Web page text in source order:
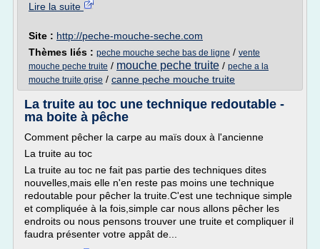
Lire la suite
Site : http://peche-mouche-seche.com
Thèmes liés : peche mouche seche bas de ligne / vente
mouche peche truite / mouche peche truite / peche a la
mouche truite grise / canne peche mouche truite
La truite au toc une technique redoutable -
ma boite à pêche
Comment pêcher la carpe au maïs doux à l'ancienne
La truite au toc
La truite au toc ne fait pas partie des techniques dites
nouvelles,mais elle n'en reste pas moins une technique
redoutable pour pêcher la truite.C'est une technique simple
et compliquée à la fois,simple car nous allons pêcher les
endroits ou nous pensons trouver une truite et compliquer il
faudra présenter votre appât de...